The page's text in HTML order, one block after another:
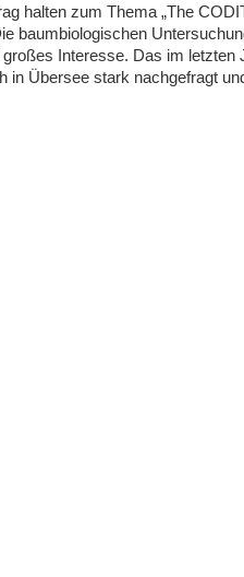
halten zum Thema „The
baumbiologischen
Interesse. Das im letzten
Übersee stark nachgefragt